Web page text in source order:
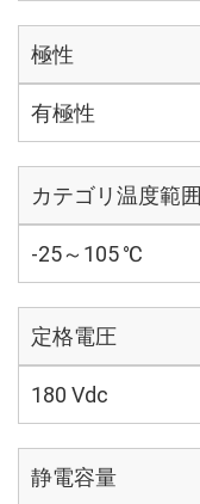
極性
有極性
カテゴリ温度範囲
-25～105 ℃
定格電圧
180 Vdc
静電容量